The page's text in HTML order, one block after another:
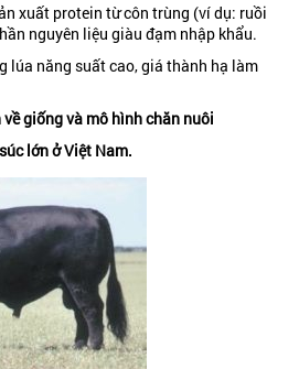
xuất protein từ côn trùng (ví dụ: ruồi
nguyên liệu giàu đạm nhập khẩu.
lúa năng suất cao, giá thành hạ làm
giống và mô hình chăn nuôi
lớn ở Việt Nam.